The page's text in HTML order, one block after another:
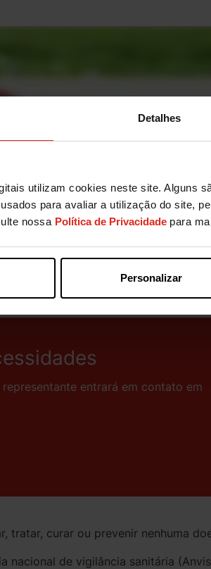
Detalhes
utilizam cookies neste site. Alguns
para avaliar a utilização do site,
nossa Política de Privacidadepara
Personalizar
entrará em contato em
tratar, curar ou prevenir nenhuma
nacional de vigilância sanitária